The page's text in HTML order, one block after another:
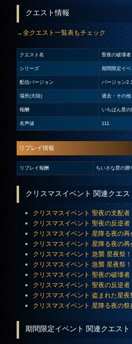
クエスト情報
→全クエスト一覧表もチェック
クエスト名 聖夜の破壊者
シリーズ 期間限定イベ
配信バージョン バージョン
場所(大陸) 過去・その他
報酬 いちばん星の
名声値 111
リプレイ情報
リプレイ報酬 ちいさな星の贈
クリスマスイベント 関連クエス
クリスマスイベント 聖夜の支配者
クリスマスイベント 聖夜の反逆者
クリスマスイベント 星降る夜の
クリスマスイベント 星降る夜の
クリスマスイベント 急襲 星夜祭
クリスマスイベント 急襲 星夜祭
クリスマスイベント 聖夜の破壊者
クリスマスイベント 聖夜の反逆者
クリスマスイベント 盗まれた星夜
クリスマスイベント 星降る夜の祭
期間限定イベント 関連クエスト